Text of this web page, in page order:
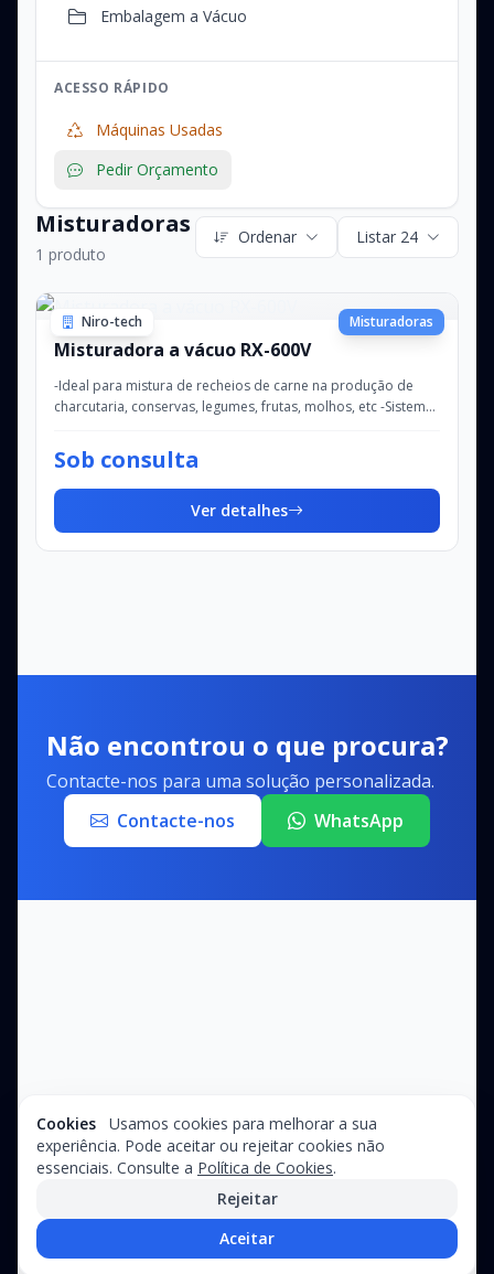
Cookies
Usamos cookies para melhorar a sua
experiência. Pode aceitar ou rejeitar cookies não
essenciais. Consulte a Política de Cookies.
Rejeitar
Aceitar
Embalagem a Vácuo
ACESSO RÁPIDO
Máquinas Usadas
Pedir Orçamento
Misturadoras
1 produto
Ordenar Listar 24
Niro-tech Misturadoras
Misturadora a vácuo RX-600V
-Ideal para mistura de recheios de carne na produção de
charcutaria, conservas, legumes, frutas, molhos, etc -Sistema
Sob consulta
Ver detalhes
Não encontrou o que procura?
Contacte-nos para uma solução personalizada.
Contacte-nos
WhatsApp